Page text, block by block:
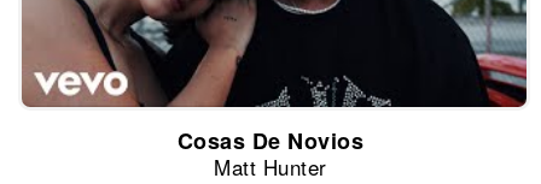
Cosas De Novios
Matt Hunter